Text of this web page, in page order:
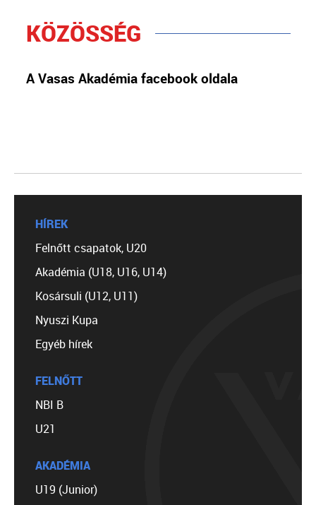
KÖZÖSSÉG
A Vasas Akadémia facebook oldala
HÍREK
Felnőtt csapatok, U20
Akadémia (U18, U16, U14)
Kosársuli (U12, U11)
Nyuszi Kupa
Egyéb hírek
FELNŐTT
NBI B
U21
AKADÉMIA
U19 (Junior)